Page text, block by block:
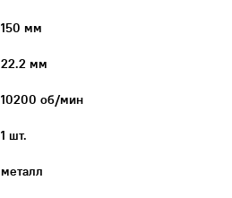
150 мм
22.2 мм
10200 об/мин
1 шт.
металл